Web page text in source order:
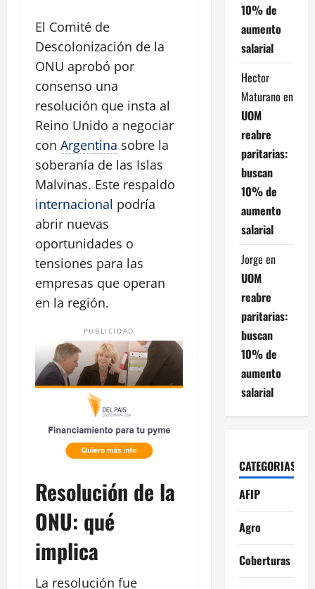
El Comité de
Descolonización de la
ONU aprobó por
consenso una
resolución que insta al
Reino Unido a negociar
con Argentina sobre la
soberanía de las Islas
Malvinas. Este respaldo
internacional podría
abrir nuevas
oportunidades o
tensiones para las
empresas que operan
en la región.
PUBLICIDAD
Resolución de la
ONU: qué
implica
La resolución fue
10% de
aumento
salarial
Hector
Maturano en
UOM
reabre
paritarias:
buscan
10% de
aumento
salarial
Jorge en
UOM
reabre
paritarias:
buscan
10% de
aumento
salarial
CATEGORIAS
AFIP
Agro
Coberturas